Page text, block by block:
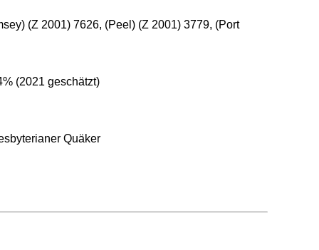
(Z 2001) 7626, (Peel) (Z 2001) 3779, (Port
(2021 geschätzt)
Quäker